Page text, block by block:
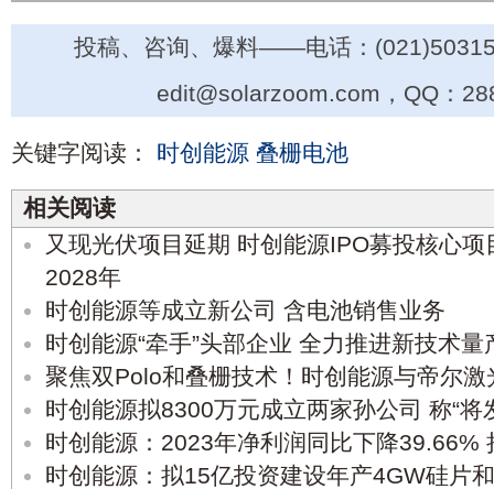
投稿、咨询、爆料——电话：
edit@solarzoom.com，QQ：
关键字阅读： 时创能源 叠栅电池
相关阅读
又现光伏项目延期 时创能源IPO募投核心
2028年
时创能源等成立新公司 含电池销售业务
时创能源“牵手”头部企业 全力推进新技术量
聚焦双Polo和叠栅技术！时创能源与帝尔
时创能源拟8300万元成立两家孙公司 称“将
时创能源：2023年净利润同比下降39.66%
时创能源：拟15亿投资建设年产4GW硅片